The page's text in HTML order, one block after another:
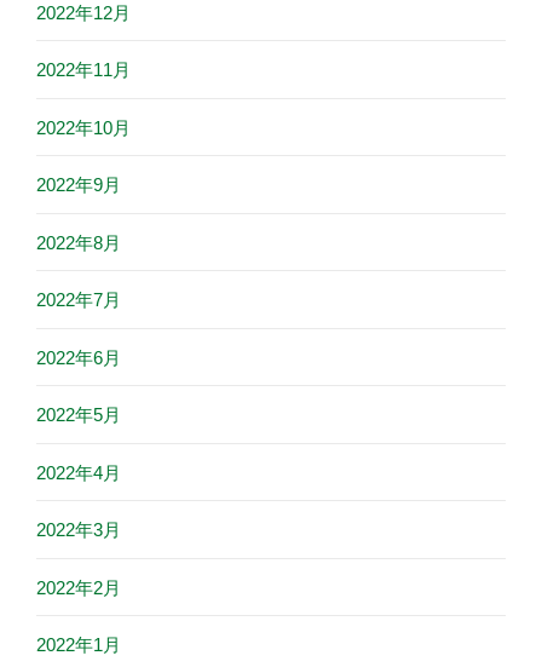
2022年12月
2022年11月
2022年10月
2022年9月
2022年8月
2022年7月
2022年6月
2022年5月
2022年4月
2022年3月
2022年2月
2022年1月